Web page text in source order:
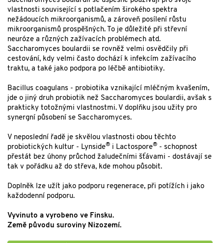
vlastnosti související s potlačením širokého spektra
nežádoucích mikroorganismů, a zároveň posílení růstu
mikroorganismů prospěšných. To je důležité při střevní
neuróze a různých zažívacích problémech atd.
Saccharomyces boulardii se rovněž velmi osvědčily při
cestování, kdy velmi často dochází k infekcím zažívacího
traktu, a také jako podpora po léčbě antibiotiky.
Bacillus coagulans - probiotika vznikající mléčným kvašením,
jde o jiný druh probiotik než Saccharomyces boulardii, avšak s
prakticky totožnými vlastnostmi. V doplňku jsou užity pro
synergní působení se Saccharomyces.
V neposlední řadě je skvělou vlastnosti obou těchto
probiotických kultur - Lynside® i Lactospore® - schopnost
přestát bez úhony průchod žaludečními šťávami - dostávají se
tak v pořádku až do střeva, kde mohou působit.
Doplněk lze užít jako podporu regenerace, při potížích i jako
každodenní podporu.
Vyvinuto a vyrobeno ve Finsku.
Země původu suroviny Nizozemí.